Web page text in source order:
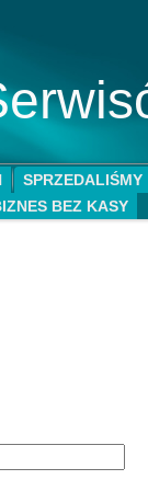
SPRZEDALIŚMY
BEZ KASY